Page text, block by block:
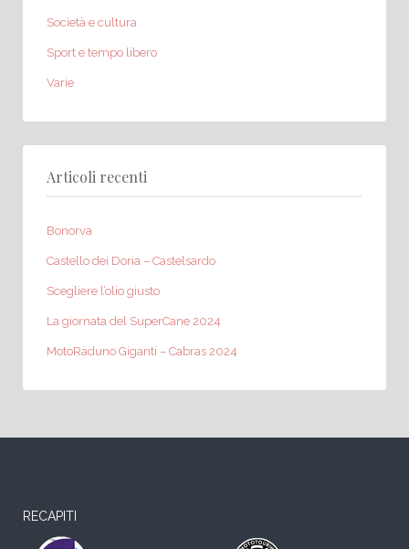
Società e cultura
Sport e tempo libero
Varie
Articoli recenti
Bonorva
Castello dei Doria – Castelsardo
Scegliere l’olio giusto
La giornata del SuperCane 2024
MotoRaduno Giganti – Cabras 2024
RECAPITI